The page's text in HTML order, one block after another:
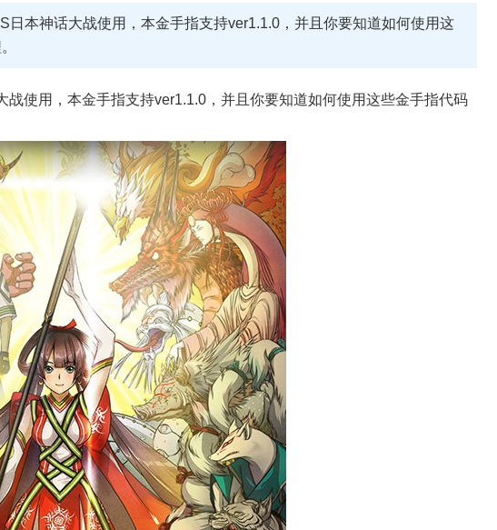
本神话大战使用，本金手指支持ver1.1.0，并且你要知道如何使用这
使用，本金手指支持ver1.1.0，并且你要知道如何使用这些金手指代码